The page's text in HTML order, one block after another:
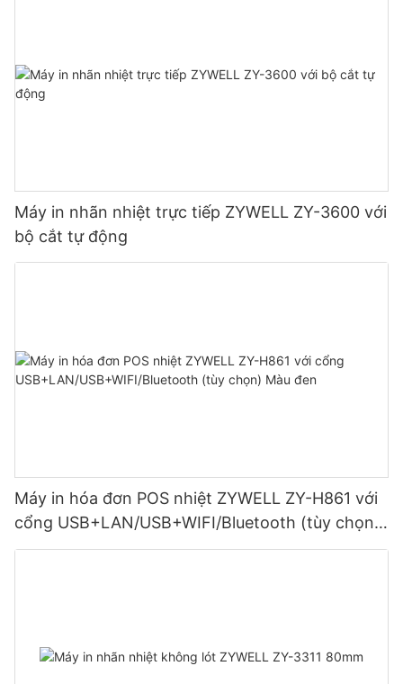
Máy in nhãn nhiệt trực tiếp ZYWELL ZY-3600 với
bộ cắt tự động
Máy in hóa đơn POS nhiệt ZYWELL ZY-H861 với
cổng USB+LAN/USB+WIFI/Bluetooth (tùy chọn)
Màu đen